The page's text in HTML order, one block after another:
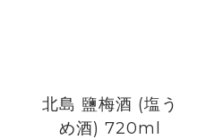
北島 鹽梅酒 (塩う
め酒) 720ml